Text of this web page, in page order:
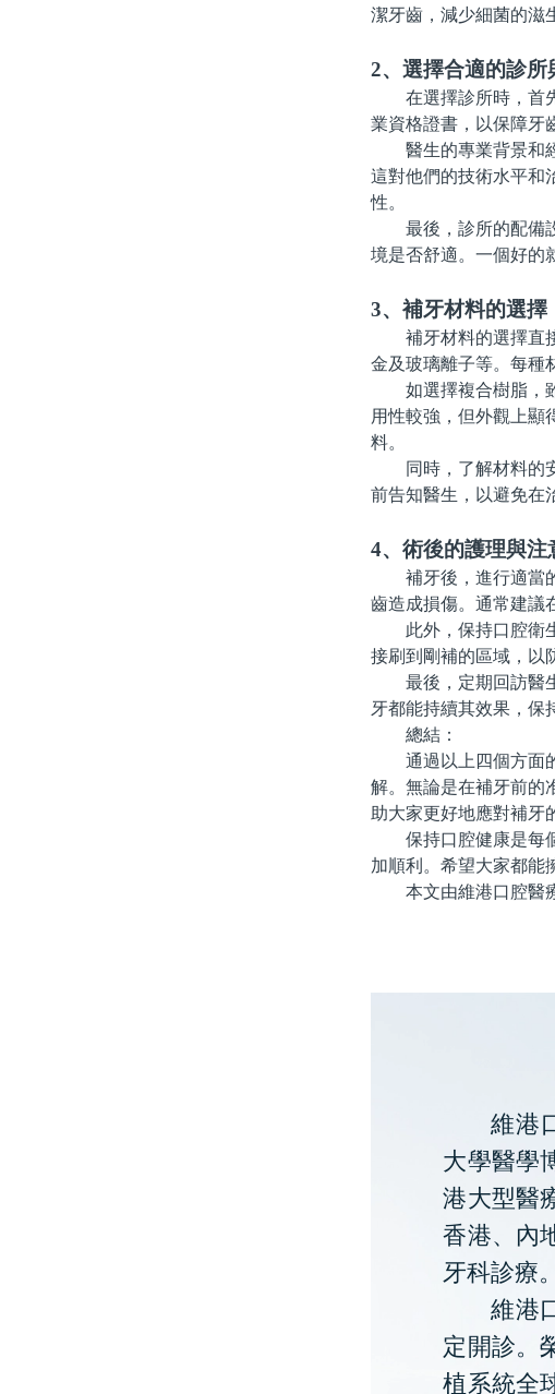
潔牙齒，減少細菌的滋
2、選擇合適的診所
在選擇診所時，首先
業資格證書，以保障牙
醫生的專業背景和經
這對他們的技術水平和
性。
最後，診所的配備設
境是否舒適。一個好的
3、補牙材料的選擇
補牙材料的選擇直接
金及玻璃離子等。每種
如選擇複合樹脂，雖
用性較強，但外觀上顯
料。
同時，了解材料的安
前告知醫生，以避免在
4、術後的護理與注
補牙後，進行適當的
齒造成損傷。通常建議
此外，保持口腔衛生
接刷到剛補的區域，以
最後，定期回訪醫生
牙都能持續其效果，保
總結：
通過以上四個方面的
解。無論是在補牙前的
助大家更好地應對補牙
保持口腔健康是每個
加順利。希望大家都能
本文由維港口腔醫
維港
大學醫學
港大型醫
香港、內
牙科診療。
維港
定開診。
植系統全